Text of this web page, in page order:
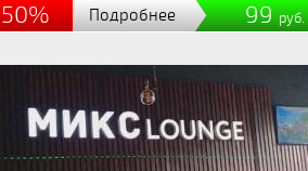
50% Подробнее 99руб.